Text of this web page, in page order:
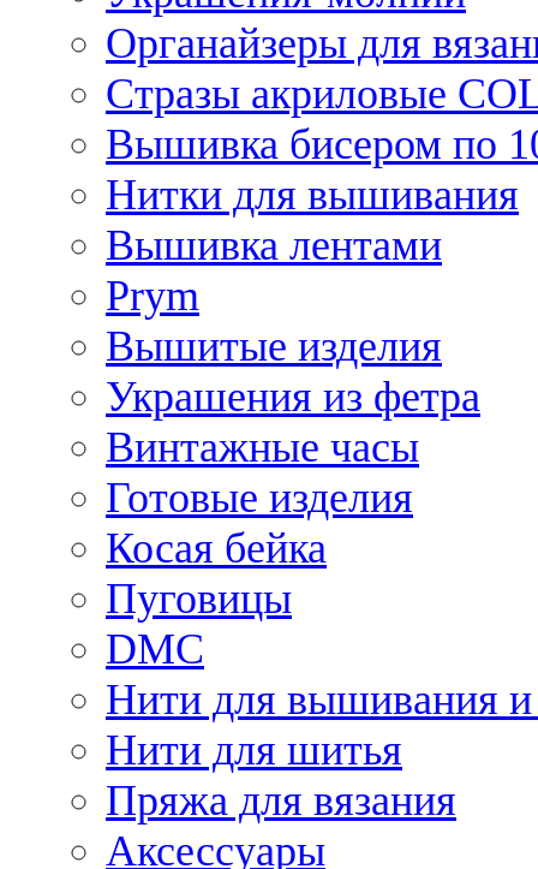
Органайзеры для
Стразы акриловые
Вышивка бисером по
Нитки для вышивания
Вышивка лентами
Prym
Вышитые изделия
Украшения из фетра
Винтажные часы
Готовые изделия
Косая бейка
Пуговицы
DMC
Нити для вышивания и
Нити для шитья
Пряжа для вязания
Аксессуары